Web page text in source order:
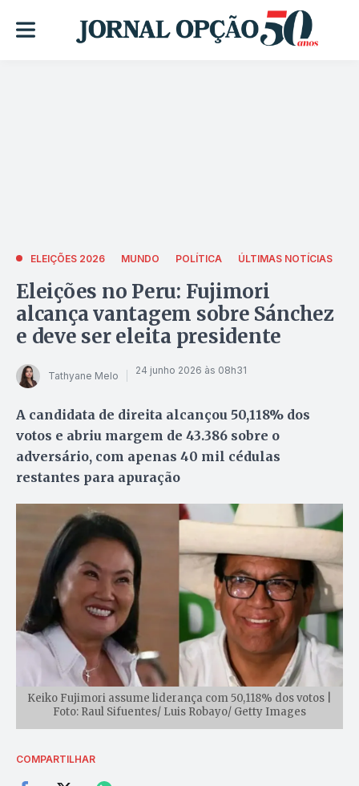
ELEIÇÕES 2026 MUNDO POLÍTICA ÚLTIMAS NOTÍCIAS
Eleições no Peru: Fujimori
alcança vantagem sobre Sánchez
e deve ser eleita presidente
Tathyane Melo 24 junho 2026 às 08h31
A candidata de direita alcançou 50,118% dos
votos e abriu margem de 43.386 sobre o
adversário, com apenas 40 mil cédulas
restantes para apuração
Keiko Fujimori assume liderança com 50,118% dos votos |
Foto: Raul Sifuentes/ Luis Robayo/ Getty Images
COMPARTILHAR